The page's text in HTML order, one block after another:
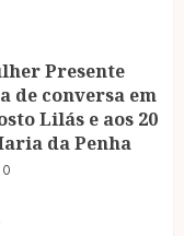
Presente
de conversa em
Lilás e aos 20
da Penha
0